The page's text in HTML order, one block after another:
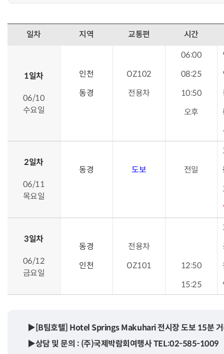
일차 지역 교통편 시간
1일차
06/10
수요일
06:00
인천
OZ102 08:25
동경
전용차 10:50
오후
2일차
06/11
목요일
동경
도보 전일
3일차
06/12
금요일
동경
전용차
인천
OZ101 12:50
15:25
▶[B팀호텔] Hotel Springs Makuhari 전시장 도보 15분
▶상담 및 문의 : (주)국제박람회여행사 TEL:02-585-1009